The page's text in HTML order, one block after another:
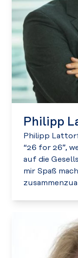
Philipp
Philipp
“26 for 26”,
auf die
mir Spaß